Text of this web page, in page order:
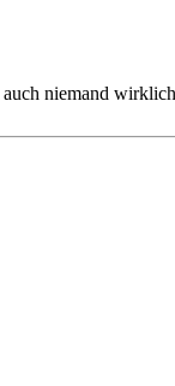
niemand